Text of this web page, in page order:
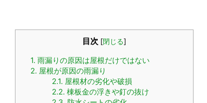
目次 [閉じる]
1. 雨漏りの原因は屋根だけではない
2. 屋根が原因の雨漏り
2.1. 屋根材の劣化や破損
2.2. 棟板金の浮きや釘の抜け